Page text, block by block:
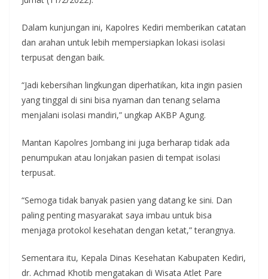
Dalam kunjungan ini, Kapolres Kediri memberikan catatan
dan arahan untuk lebih mempersiapkan lokasi isolasi
terpusat dengan baik.
“Jadi kebersihan lingkungan diperhatikan, kita ingin pasien
yang tinggal di sini bisa nyaman dan tenang selama
menjalani isolasi mandiri,” ungkap AKBP Agung.
Mantan Kapolres Jombang ini juga berharap tidak ada
penumpukan atau lonjakan pasien di tempat isolasi
terpusat.
“Semoga tidak banyak pasien yang datang ke sini. Dan
paling penting masyarakat saya imbau untuk bisa
menjaga protokol kesehatan dengan ketat,” terangnya.
Sementara itu, Kepala Dinas Kesehatan Kabupaten Kediri,
dr. Achmad Khotib mengatakan di Wisata Atlet Pare